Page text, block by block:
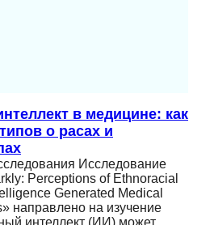
в медицине: как
о расах и
Исследование
Perceptions of Ethnoracial
Generated Medical
направлено на изучение
интеллект (ИИ) может